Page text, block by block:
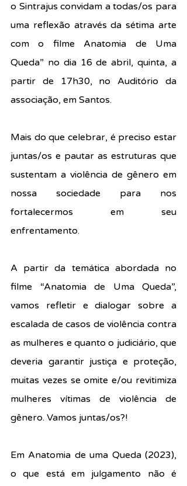
o Sintrajus convidam a todas/os para
uma reflexão através da sétima arte
com o filme Anatomia de Uma
Queda” no dia 16 de abril, quinta, a
partir de 17h30, no Auditório da
associação, em Santos.
Mais do que celebrar, é preciso estar
juntas/os e pautar as estruturas que
sustentam a violência de gênero em
nossa sociedade para nos
fortalecermos em seu
enfrentamento.
A partir da temática abordada no
filme “Anatomia de Uma Queda”,
vamos refletir e dialogar sobre a
escalada de casos de violência contra
as mulheres e quanto o judiciário, que
deveria garantir justiça e proteção,
muitas vezes se omite e/ou revitimiza
mulheres vítimas de violência de
gênero. Vamos juntas/os?!
Em Anatomia de uma Queda (2023),
o que está em julgamento não é